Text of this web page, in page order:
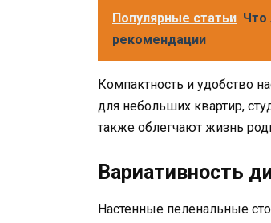
Популярные статьи Что
рекомендации
Компактность и удобство
для небольших квартир,
также облегчают жизнь
Вариативность
Настенные пеленальные